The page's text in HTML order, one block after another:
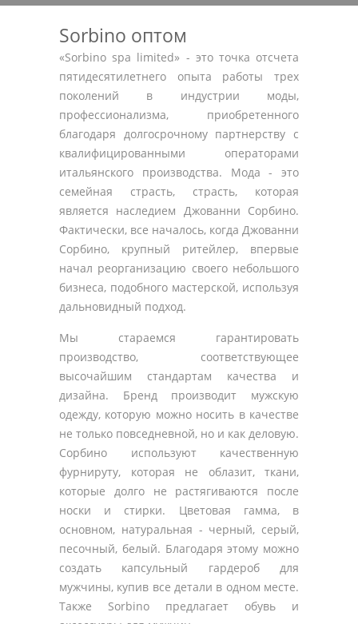
Sorbino оптом
«Sorbino spa limited» - это точка отсчета
пятидесятилетнего опыта работы трех
поколений в индустрии моды,
профессионализма, приобретенного
благодаря долгосрочному партнерству с
квалифицированными операторами
итальянского производства. Мода - это
семейная страсть, страсть, которая
является наследием Джованни Сорбино.
Фактически, все началось, когда Джованни
Сорбино, крупный ритейлер, впервые
начал реорганизацию своего небольшого
бизнеса, подобного мастерской, используя
дальновидный подход.
Мы стараемся гарантировать
производство, соответствующее
высочайшим стандартам качества и
дизайна. Бренд производит мужскую
одежду, которую можно носить в качестве
не только повседневной, но и как деловую.
Сорбино используют качественную
фурнируту, которая не облазит, ткани,
которые долго не растягиваются после
носки и стирки. Цветовая гамма, в
основном, натуральная - черный, серый,
песочный, белый. Благодаря этому можно
создать капсульный гардероб для
мужчины, купив все детали в одном месте.
Также Sorbino предлагает обувь и